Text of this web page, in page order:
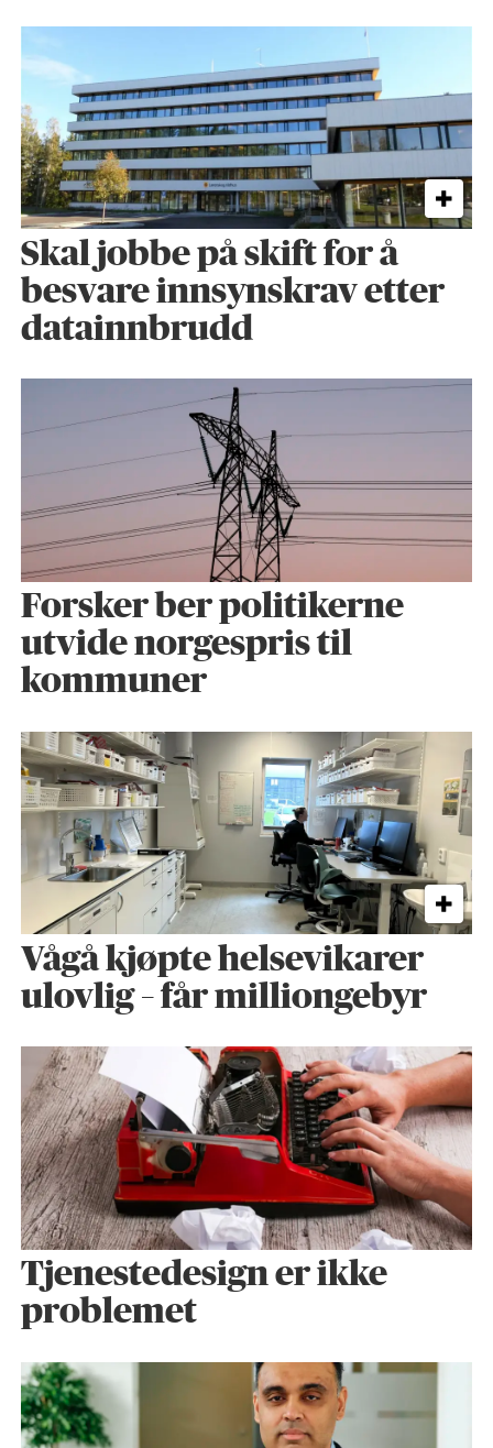
Skal jobbe på skift for å
besvare innsynskrav etter
datainnbrudd
Forsker ber politikerne
utvide norgespris til
kommuner
Vågå kjøpte helse­vikarer
ulovlig – får milliongebyr
Tjenestedesign er ikke
problemet